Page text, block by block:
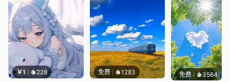
￥1 228 免费 1283 免费 3564豆子